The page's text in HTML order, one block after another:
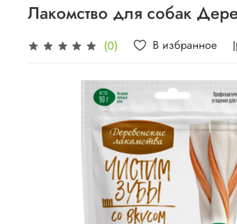
Лакомство для собак
(0) В избранное